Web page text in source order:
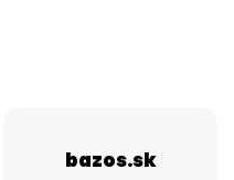
bazos.sk